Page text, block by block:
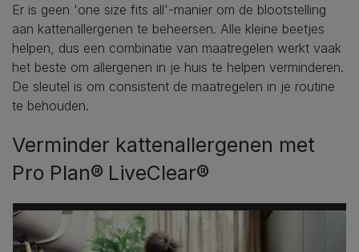
Er is geen 'one size fits all'-manier om de blootstelling
aan kattenallergenen te beheersen. Alle kleine beetjes
helpen, dus een combinatie van maatregelen werkt vaak
het beste om allergenen in je huis te helpen verminderen.
De sleutel is om consistent de maatregelen in je routine
te behouden.
Verminder kattenallergenen met
Pro Plan® LiveClear®